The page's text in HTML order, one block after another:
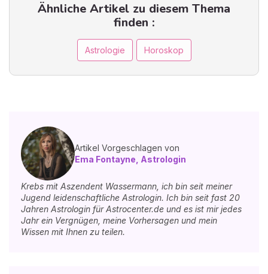
Ähnliche Artikel zu diesem Thema
finden :
Astrologie Horoskop
Artikel Vorgeschlagen von
Ema Fontayne, Astrologin
Krebs mit Aszendent Wassermann, ich bin seit meiner
Jugend leidenschaftliche Astrologin. Ich bin seit fast 20
Jahren Astrologin für Astrocenter.de und es ist mir jedes
Jahr ein Vergnügen, meine Vorhersagen und mein
Wissen mit Ihnen zu teilen.